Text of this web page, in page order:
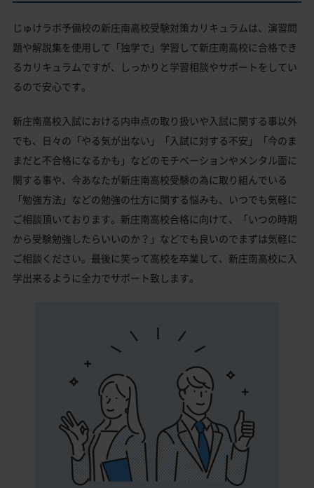
じゅけラボ予備校の新庄南高校受験対策カリキュラムは、演習問
題や解説集を使用して「独学で」学習して新庄南高校に合格でき
るカリキュラムですが、しっかりと学習相談やサポートをしてい
るので安心です。
新庄南高校入試における内申点の取り扱いや入試に関する事以外
でも、日々の「やる気が出ない」「入試に対する不安」「今のま
まだと不合格になるかも」などのモチベーションやメンタル面に
関する事や、今あなたが新庄南高校受験の為に取り組んでいる
「勉強方法」などの勉強の仕方に関する悩みも、いつでも気軽に
ご相談頂いております。新庄南高校合格に向けて、「いつの時期
から受験勉強したらいいのか？」などでも良いのでまずは気軽に
ご相談ください。最後に笑って高校を卒業して、新庄南高校に入
学出来るように全力でサポート致します。